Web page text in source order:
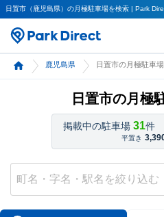
日置市（鹿児島県）の月極駐車場を検索 | Park
鹿児島県 日置市の月極駐車
日置市の月極
掲載中の駐車場 31件
平置き